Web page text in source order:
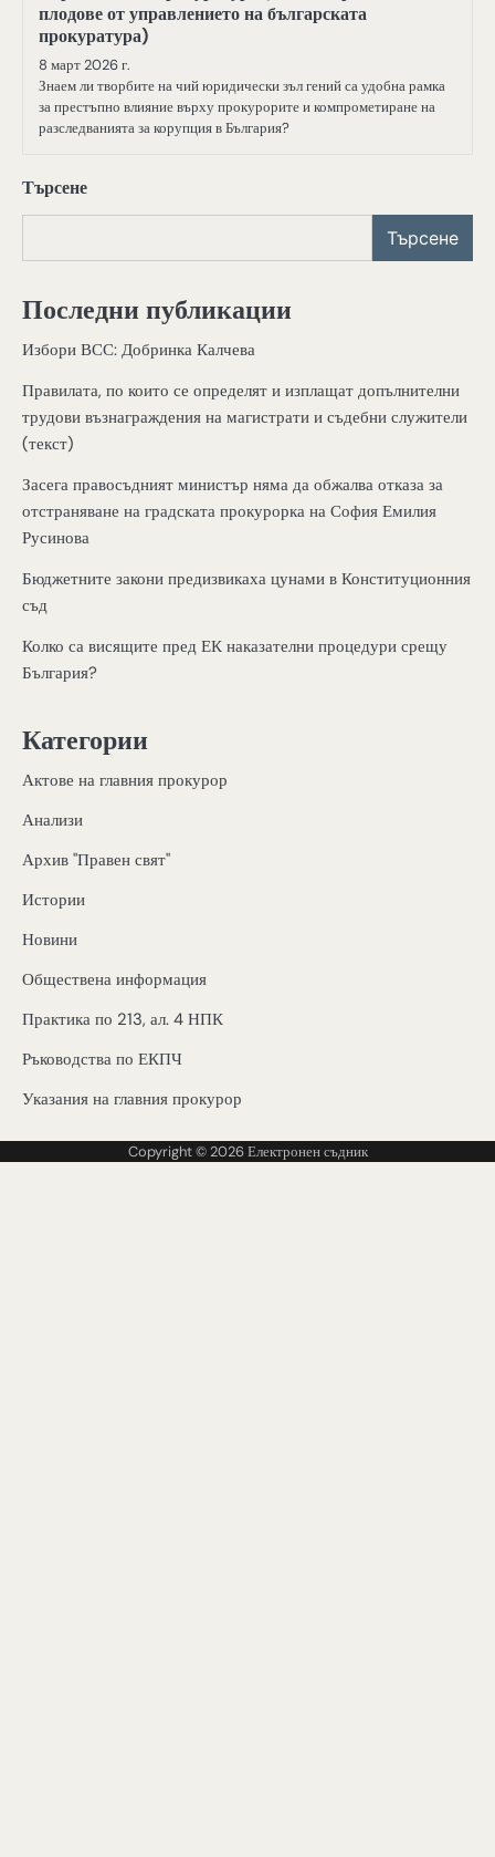
плодове от управлението на българската
прокуратура)
8 март 2026 г.
Знаем ли творбите на чий юридически зъл гений са удобна рамка
за престъпно влияние върху прокурорите и компрометиране на
разследванията за корупция в България?
Търсене
Търсене
Последни публикации
Избори ВСС: Добринка Калчева
Правилата, по които се определят и изплащат допълнителни
трудови възнаграждения на магистрати и съдебни служители
(текст)
Засега правосъдният министър няма да обжалва отказа за
отстраняване на градската прокурорка на София Емилия
Русинова
Бюджетните закони предизвикаха цунами в Конституционния
съд
Колко са висящите пред ЕК наказателни процедури срещу
България?
Категории
Актове на главния прокурор
Анализи
Архив "Правен свят"
Истории
Новини
Обществена информация
Практика по 213, ал. 4 НПК
Ръководства по ЕКПЧ
Указания на главния прокурор
Copyright © 2026Електронен съдник